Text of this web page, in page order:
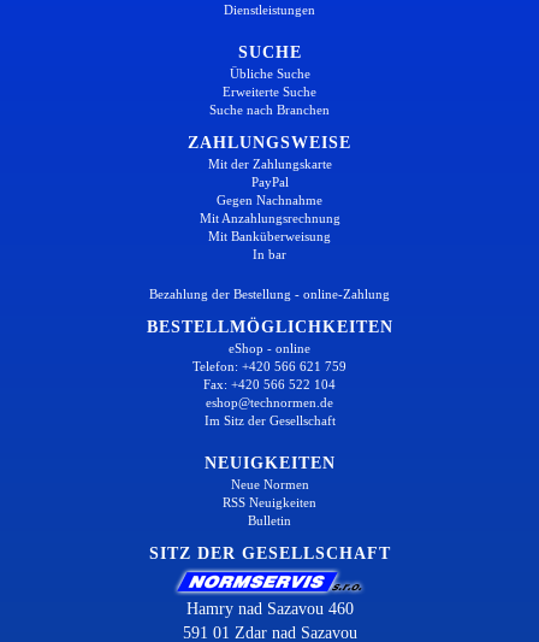
Dienstleistungen
SUCHE
Übliche Suche
Erweiterte Suche
Suche nach Branchen
ZAHLUNGSWEISE
Mit der Zahlungskarte
PayPal
Gegen Nachnahme
Mit Anzahlungsrechnung
Mit Banküberweisung
In bar
Bezahlung der Bestellung - online-Zahlung
BESTELLMÖGLICHKEITEN
eShop - online
Telefon: +420 566 621 759
Fax: +420 566 522 104
eshop@technormen.de
Im Sitz der Gesellschaft
NEUIGKEITEN
Neue Normen
RSS Neuigkeiten
Bulletin
SITZ DER GESELLSCHAFT
Hamry nad Sazavou 460
591 01 Zdar nad Sazavou